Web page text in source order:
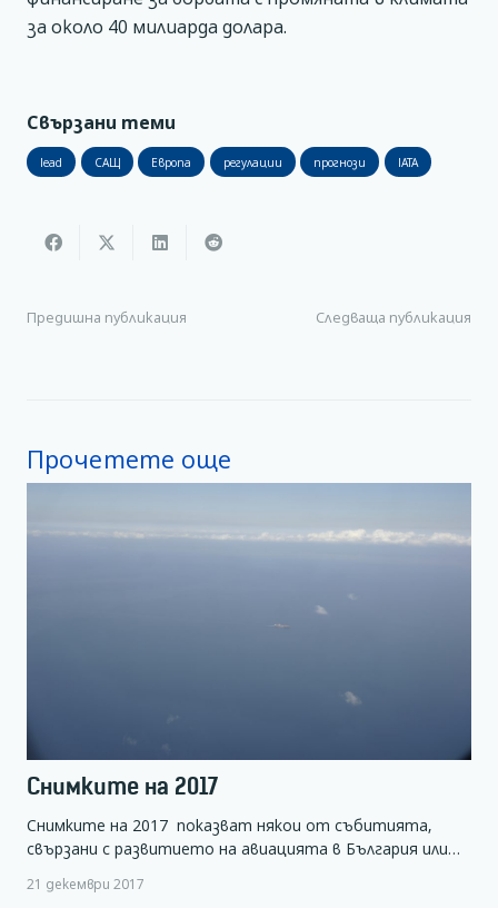
за около 40 милиарда долара.
Свързани теми
lead САЩ Европа регулации прогнози IATA
Предишна публикация Следваща публикация
Прочетете още
Снимките на 2017
Снимките на 2017 показват някои от събитията,
свързани с развитието на авиацията в България или…
21 декември 2017